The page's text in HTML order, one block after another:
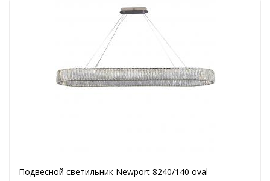
Подвесной светильник Newport 8240/140 oval